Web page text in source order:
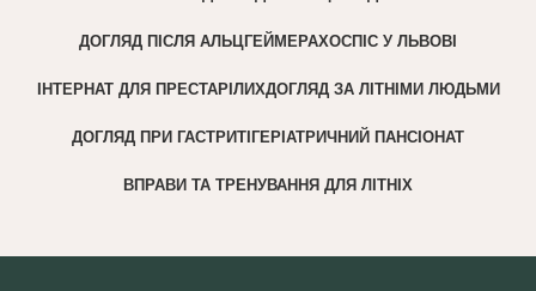
ДОГЛЯД ПІСЛЯ АЛЬЦГЕЙМЕРАХОСПІС У ЛЬВОВІ
ІНТЕРНАТ ДЛЯ ПРЕСТАРІЛИХДОГЛЯД ЗА ЛІТНІМИ ЛЮДЬМИ
ДОГЛЯД ПРИ ГАСТРИТІ ГЕРІАТРИЧНИЙ ПАНСІОНАТ
ВПРАВИ ТА ТРЕНУВАННЯ ДЛЯ ЛІТНІХ